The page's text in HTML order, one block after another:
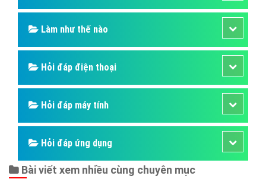
Làm như thế nào
Hỏi đáp điện thoại
Hỏi đáp máy tính
Hỏi đáp ứng dụng
Bài viết xem nhiều cùng chuyên mục